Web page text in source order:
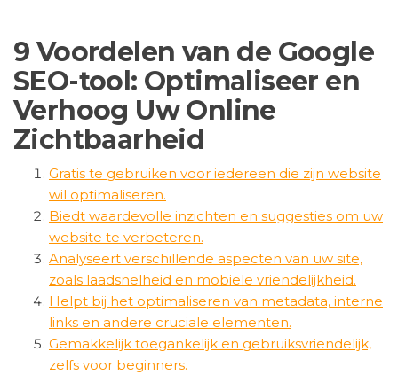
9 Voordelen van de Google
SEO-tool: Optimaliseer en
Verhoog Uw Online
Zichtbaarheid
Gratis te gebruiken voor iedereen die zijn website
wil optimaliseren.
Biedt waardevolle inzichten en suggesties om uw
website te verbeteren.
Analyseert verschillende aspecten van uw site,
zoals laadsnelheid en mobiele vriendelijkheid.
Helpt bij het optimaliseren van metadata, interne
links en andere cruciale elementen.
Gemakkelijk toegankelijk en gebruiksvriendelijk,
zelfs voor beginners.